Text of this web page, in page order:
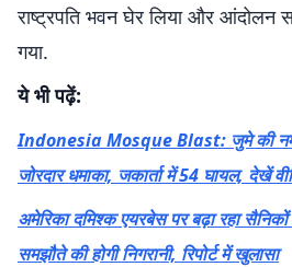
राष्ट्रपति भवन घेर लिया और आंदोलन
गया.
ये भी पढ़ें:
Indonesia Mosque Blast: जुमे की
जोरदार धमाका, जकार्ता में 54 घायल, देखें
अमेरिका दमिश्क एयरबेस पर बढ़ा रहा सैनिकों
समझौते की होगी निगरानी, रिपोर्ट में खुलासा